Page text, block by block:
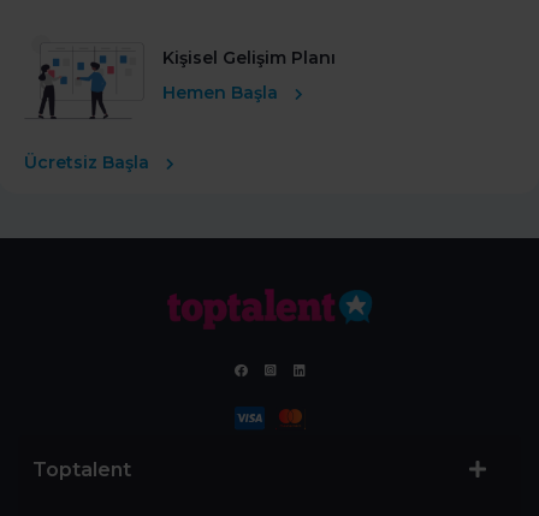
Kişisel Gelişim Planı
Hemen Başla
Ücretsiz Başla
Toptalent